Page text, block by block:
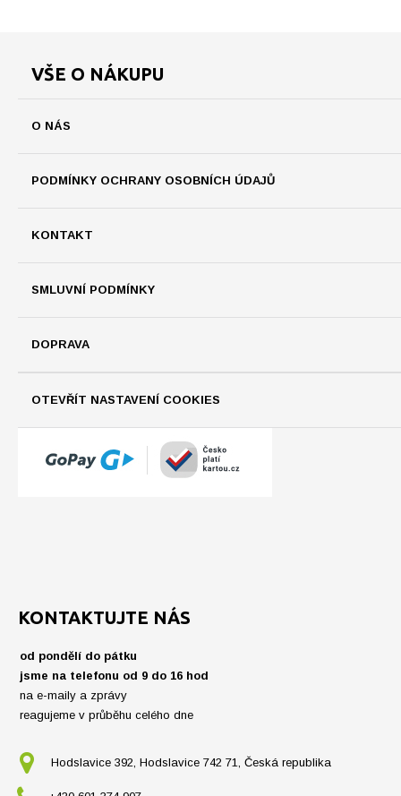
VŠE O NÁKUPU
O NÁS
PODMÍNKY OCHRANY OSOBNÍCH ÚDAJŮ
KONTAKT
SMLUVNÍ PODMÍNKY
DOPRAVA
OTEVŘÍT NASTAVENÍ COOKIES
KONTAKTUJTE NÁS
od pondělí do pátku
jsme na telefonu od 9 do 16 hod
na e-maily a zprávy
reagujeme v průběhu celého dne
Hodslavice 392, Hodslavice 742 71, Česká republika